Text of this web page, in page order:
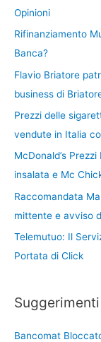
Opinioni
Rifinanziamento
Banca?
Flavio Briatore
business di
Prezzi delle
vendute in Italia
McDonald’s
insalata e Mc
Raccomandata
mittente e avviso
Telemutuo: Il
Portata di Click
Suggerimenti
Bancomat